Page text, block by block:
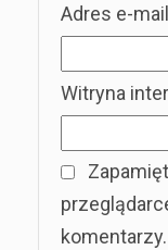
Adres e-mail
Witryna
komentarzy.